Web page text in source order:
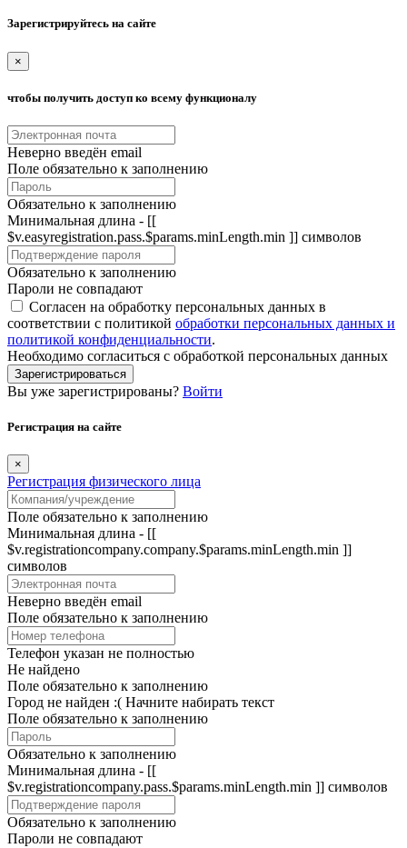
Зарегистрируйтесь на сайте
×
чтобы получить доступ ко всему функционалу
Неверно введён email
Поле обязательно к заполнению
Обязательно к заполнению
Минимальная длина - [[
$v.easyregistration.pass.$params.minLength.min ]] символов
Обязательно к заполнению
Пароли не совпадают
Согласен на обработку персональных данных в
соответствии с политикой обработки персональных данных и
политикой конфиденциальности.
Необходимо согласиться с обработкой персональных данных
Зарегистрироваться
Вы уже зарегистрированы? Войти
Регистрация на сайте
×
Регистрация физического лица
Поле обязательно к заполнению
Минимальная длина - [[
$v.registrationcompany.company.$params.minLength.min ]]
символов
Неверно введён email
Поле обязательно к заполнению
Телефон указан не полностью
Не найдено
Поле обязательно к заполнению
Город не найден :( Начните набирать текст
Поле обязательно к заполнению
Обязательно к заполнению
Минимальная длина - [[
$v.registrationcompany.pass.$params.minLength.min ]] символов
Обязательно к заполнению
Пароли не совпадают